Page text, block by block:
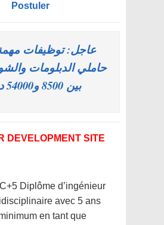
Postuler
عاجل: توظيفات
حاملي الدبلومات
بين 8500 و54000 درهم
DEVELOPMENT SITE
Diplôme d’ingénieur
avec 5 ans
en tant que